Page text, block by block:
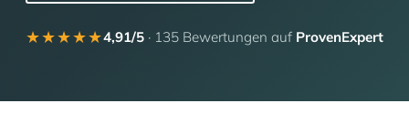
★★★★★4,91/5 · 135 Bewertungen auf ProvenExpert